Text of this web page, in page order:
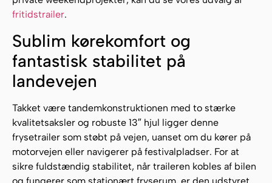
fritidstrailer.
Sublim kørekomfort og
fantastisk stabilitet på
landevejen
Takket være tandemkonstruktionen med to stærke
kvalitetsaksler og robuste 13″ hjul ligger denne
frysetrailer som støbt på vejen, uanset om du kører på
motorvejen eller navigerer på festivalpladser. For at
sikre fuldstændig stabilitet, når traileren kobles af bilen
og fungerer som stationært fryserum, er den udstyret